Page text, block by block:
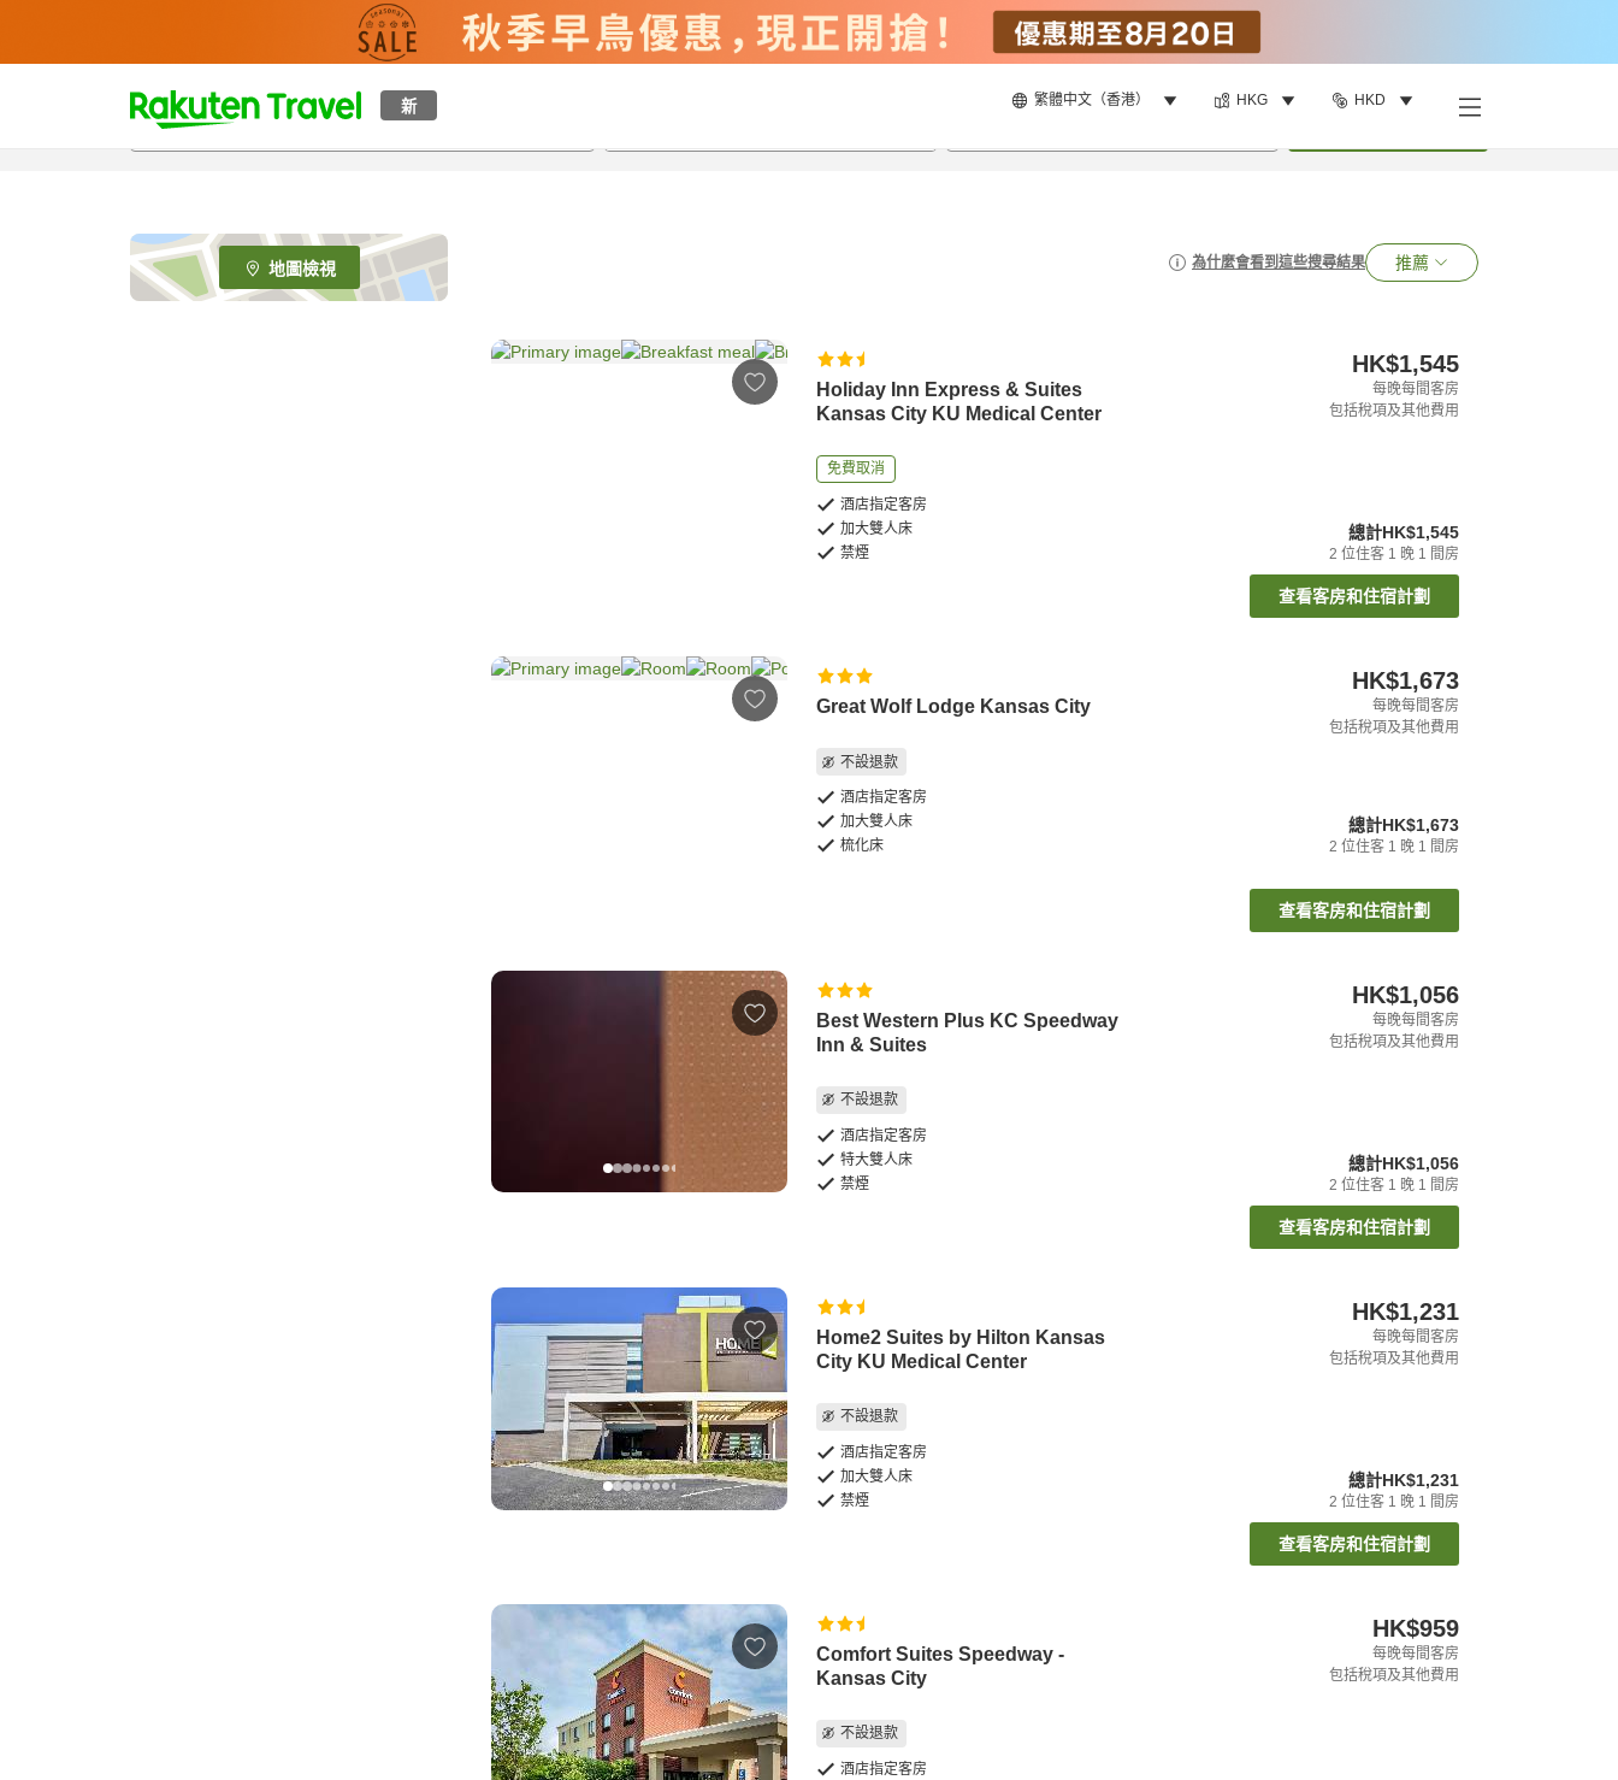
新 繁體中文（香港） HKG HKD
t
p
e
_
s
地圖檢視 為什麼會看到這些搜尋結果 推薦
Holiday Inn Express & Suites
Kansas City KU Medical Center
免費取消
酒店指定客房
加大雙人床
禁煙
HK$1,545
每晚每間客房
包括稅項及其他費用
總計HK$1,545
2 位住客 1 晚 1 間房
查看客房和住宿計劃
Great Wolf Lodge Kansas City
不設退款
酒店指定客房
加大雙人床
梳化床
HK$1,673
每晚每間客房
包括稅項及其他費用
總計HK$1,673
2 位住客 1 晚 1 間房
查看客房和住宿計劃
Best Western Plus KC Speedway
Inn & Suites
不設退款
酒店指定客房
特大雙人床
禁煙
HK$1,056
每晚每間客房
包括稅項及其他費用
總計HK$1,056
2 位住客 1 晚 1 間房
查看客房和住宿計劃
Home2 Suites by Hilton Kansas
City KU Medical Center
不設退款
酒店指定客房
加大雙人床
禁煙
HK$1,231
每晚每間客房
包括稅項及其他費用
總計HK$1,231
2 位住客 1 晚 1 間房
查看客房和住宿計劃
Comfort Suites Speedway -
Kansas City
不設退款
酒店指定客房
HK$959
每晚每間客房
包括稅項及其他費用